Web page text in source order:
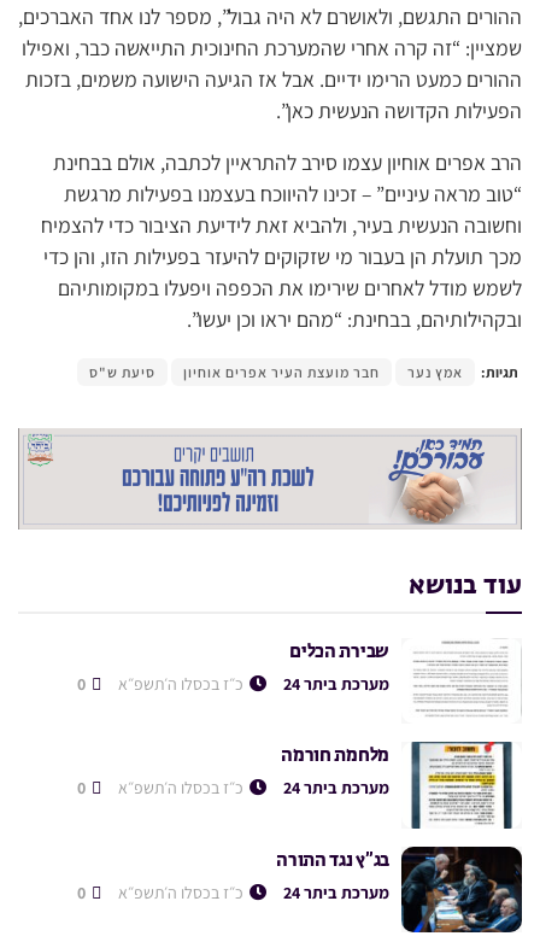
ההורים התגשם, ולאושרם לא היה גבול”, מספר לנו אחד האברכים,
שמציין: “זה קרה אחרי שהמערכת החינוכית התייאשה כבר, ואפילו
ההורים כמעט הרימו ידיים. אבל אז הגיעה הישועה משמים, בזכות
הפעילות הקדושה הנעשית כאן”.
הרב אפרים אוחיון עצמו סירב להתראיין לכתבה, אולם בבחינת
“טוב מראה עיניים” – זכינו להיווכח בעצמנו בפעילות מרגשת
וחשובה הנעשית בעיר, ולהביא זאת לידיעת הציבור כדי להצמיח
מכך תועלת הן בעבור מי שזקוקים להיעזר בפעילות הזו, והן כדי
לשמש מודל לאחרים שירימו את הכפפה ויפעלו במקומותיהם
ובקהילותיהם, בבחינת: “מהם יראו וכן יעשו”.
תגיות: אמץ נער חבר מועצת העיר אפרים אוחיון סיעת ש"ס
עוד בנושא
שבירת הכלים
מערכת ביתר 24 כ״ז בכסלו ה׳תשפ״א
מלחמת חורמה
מערכת ביתר 24 כ״ז בכסלו ה׳תשפ״א
בג”ץ נגד התורה
מערכת ביתר 24 כ״ז בכסלו ה׳תשפ״א